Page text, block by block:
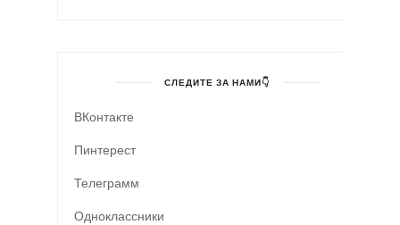
СЛЕДИТЕ ЗА НАМИ👇
ВКонтакте
Пинтерест
Телеграмм
Одноклассники